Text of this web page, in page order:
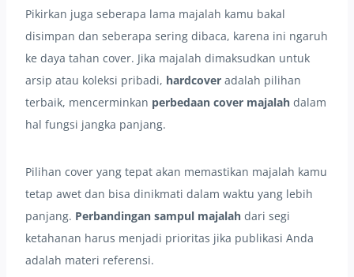
Pikirkan juga seberapa lama majalah kamu bakal
disimpan dan seberapa sering dibaca, karena ini ngaruh
ke daya tahan cover. Jika majalah dimaksudkan untuk
arsip atau koleksi pribadi, hardcover adalah pilihan
terbaik, mencerminkan perbedaan cover majalah dalam
hal fungsi jangka panjang.
Pilihan cover yang tepat akan memastikan majalah kamu
tetap awet dan bisa dinikmati dalam waktu yang lebih
panjang. Perbandingan sampul majalah dari segi
ketahanan harus menjadi prioritas jika publikasi Anda
adalah materi referensi.